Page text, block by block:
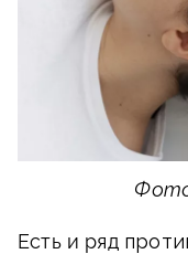
Есть и ряд